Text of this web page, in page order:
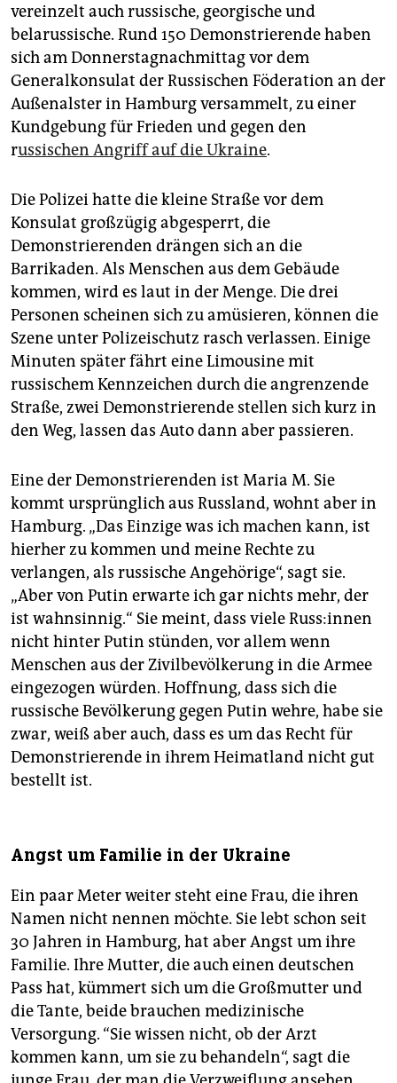
genossenschaft
epaper login
vereinzelt auch russische, georgische und
belarussische. Rund 150 Demonstrierende haben
sich am Donnerstagnachmittag vor dem
Generalkonsulat der Russischen Föderation an der
Außenalster in Hamburg versammelt, zu einer
Kundgebung für Frieden und gegen den
russischen Angriff auf die Ukraine.
Die Polizei hatte die kleine Straße vor dem
Konsulat großzügig abgesperrt, die
Demonstrierenden drängen sich an die
Barrikaden. Als Menschen aus dem Gebäude
kommen, wird es laut in der Menge. Die drei
Personen scheinen sich zu amüsieren, können die
Szene unter Polizeischutz rasch verlassen. Einige
Minuten später fährt eine Limousine mit
russischem Kennzeichen durch die angrenzende
Straße, zwei Demonstrierende stellen sich kurz in
den Weg, lassen das Auto dann aber passieren.
Eine der Demonstrierenden ist Maria M. Sie
kommt ursprünglich aus Russland, wohnt aber in
Hamburg. „Das Einzige was ich machen kann, ist
hierher zu kommen und meine Rechte zu
verlangen, als russische Angehörige“, sagt sie.
„Aber von Putin erwarte ich gar nichts mehr, der
ist wahnsinnig.“ Sie meint, dass viele Rus­s:in­nen
nicht hinter Putin stünden, vor allem wenn
Menschen aus der Zivilbevölkerung in die Armee
eingezogen würden. Hoffnung, dass sich die
russische Bevölkerung gegen Putin wehre, habe sie
zwar, weiß aber auch, dass es um das Recht für
Demonstrierende in ihrem Heimatland nicht gut
bestellt ist.
Angst um Familie in der Ukraine
Ein paar Meter weiter steht eine Frau, die ihren
Namen nicht nennen möchte. Sie lebt schon seit
30 Jahren in Hamburg, hat aber Angst um ihre
Familie. Ihre Mutter, die auch einen deutschen
Pass hat, kümmert sich um die Großmutter und
die Tante, beide brauchen medizinische
Versorgung. “Sie wissen nicht, ob der Arzt
kommen kann, um sie zu behandeln“, sagt die